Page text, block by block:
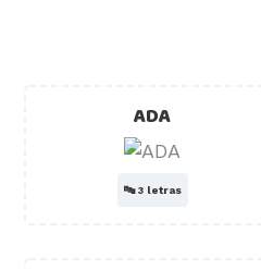
ADA
🔤3 letras